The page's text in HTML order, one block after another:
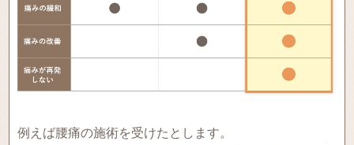
例えば腰痛の施術を受けたとします。